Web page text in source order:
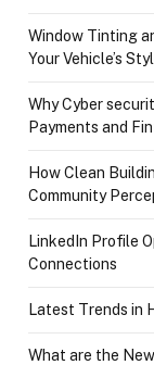
Window Tinting
Your Vehicle’s
Why Cyber
Payments and
How Clean
Community
LinkedIn Profile
Connections
Latest Trends in
What are the